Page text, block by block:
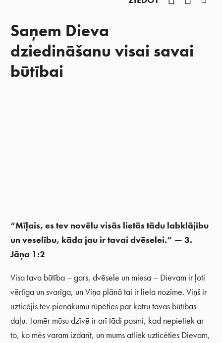
Saņem Dieva
dziedināšanu visai savai
būtībai
“Mīļais, es tev novēlu visās lietās tādu labklājību
un veselību, kāda jau ir tavai dvēselei.” — 3.
Jāņa 1:2
Visa tava būtība – gars, dvēsele un miesa – Dievam ir ļoti
vērtīga un svarīga, un Viņa plānā tai ir liela nozīme. Viņš ir
uzticējis tev pienākumu rūpēties par katru tavas būtības
daļu. Tomēr mūsu dzīvē ir arī tādi posmi, kad nepietiek ar
to, ko mēs varam izdarīt, un mums atliek uzticēties Dievam,